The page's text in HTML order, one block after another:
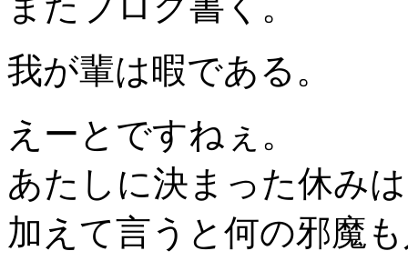
我が輩は暇である。
えーとですねぇ。
あたしに決まった休み
加えて言うと何の邪魔